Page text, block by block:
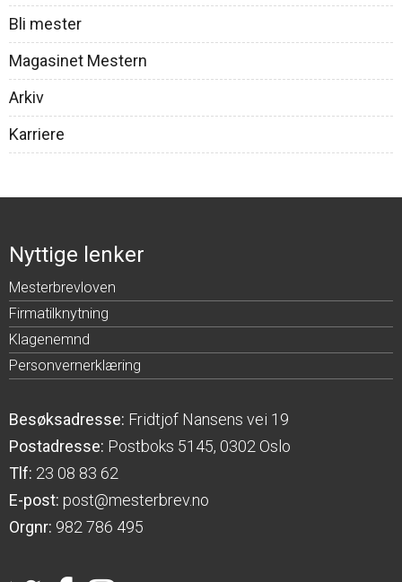
Bli mester
Magasinet Mestern
Arkiv
Karriere
Nyttige lenker
Mesterbrevloven
Firmatilknytning
Klagenemnd
Personvernerklæring
Besøksadresse: Fridtjof Nansens vei 19
Postadresse: Postboks 5145, 0302 Oslo
Tlf: 23 08 83 62
E-post: post@mesterbrev.no
Orgnr: 982 786 495